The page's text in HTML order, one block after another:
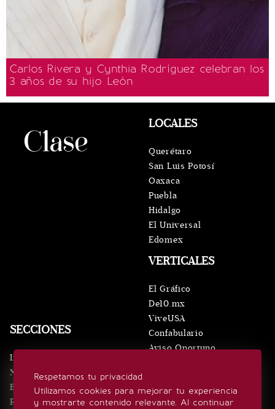
Carlos Rivera y Cynthia Rodríguez celebran los
3 años de su hijo León
Respetamos tu privacidad
Utilizamos cookies para mejorar tu experiencia
y mostrarte contenido relevante. Al continuar
SECCIONES
Inicio
Noticias
Eventos
Realeza
VERTICALES
El Gráfico
De10.mx
ViveUSA
Confabulario
Aviso Oportuno
LOCALES
Querétaro
San Luis Potosí
Oaxaca
Puebla
Hidalgo
El Universal
Edomex